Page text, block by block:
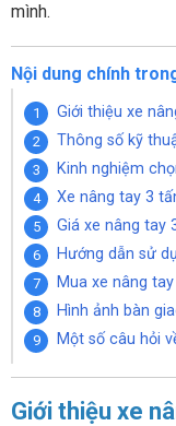
mình.
Nội dung chính
Giới thiệu xe
Thông số kỹ
Kinh nghiệm
Xe nâng tay 3
Giá xe nâng tay
Hướng dẫn sử
Mua xe nâng
Hình ảnh bàn
Một số câu hỏi
Giới thiệu xe